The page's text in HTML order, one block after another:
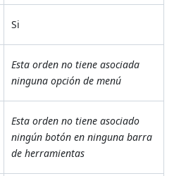
Si
Esta orden no tiene asociada
ninguna opción de menú
Esta orden no tiene asociado
ningún botón en ninguna barra
de herramientas